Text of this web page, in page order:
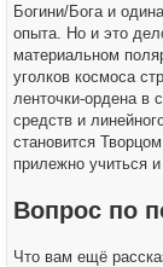
Богини/Бога и
опыта. Но и это
материальном
уголков космоса
ленточки-ордена в
средств и
становится
прилежно учиться
Вопрос по
Что вам ещё